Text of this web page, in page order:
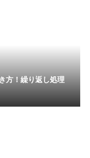
方！繰り返し処理